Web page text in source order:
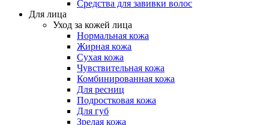
Средства для завивки волос
Для лица
Уход за кожей лица
Нормальная кожа
Жирная кожа
Сухая кожа
Чувствительная кожа
Комбинированная кожа
Для ресниц
Подростковая кожа
Для губ
Зрелая кожа